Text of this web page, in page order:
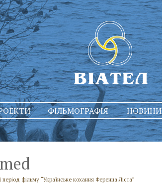
ФІЛЬМОГРАФІЯ НОВИНИ
період фільму “Українське кохання Ференца Ліста”